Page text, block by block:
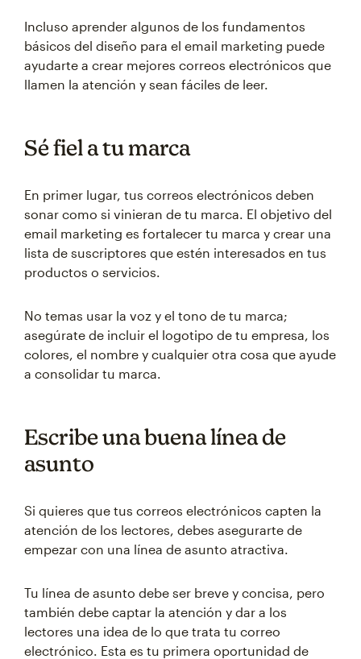
Incluso aprender algunos de los fundamentos
básicos del diseño para el email marketing puede
ayudarte a crear mejores correos electrónicos que
llamen la atención y sean fáciles de leer.
Sé fiel a tu marca
En primer lugar, tus correos electrónicos deben
sonar como si vinieran de tu marca. El objetivo del
email marketing es fortalecer tu marca y crear una
lista de suscriptores que estén interesados en tus
productos o servicios.
No temas usar la voz y el tono de tu marca;
asegúrate de incluir el logotipo de tu empresa, los
colores, el nombre y cualquier otra cosa que ayude
a consolidar tu marca.
Escribe una buena línea de
asunto
Si quieres que tus correos electrónicos capten la
atención de los lectores, debes asegurarte de
empezar con una línea de asunto atractiva.
Tu línea de asunto debe ser breve y concisa, pero
también debe captar la atención y dar a los
lectores una idea de lo que trata tu correo
electrónico. Esta es tu primera oportunidad de